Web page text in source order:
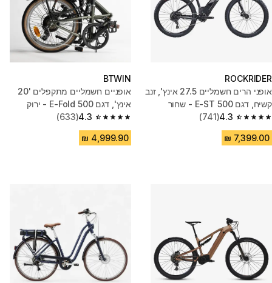
ROCKRIDER
אופני הרים חשמליים 27.5 אינץ', זנב
קשיח, דגם E-ST 500 - שחור
4.3
4.3 out of 5 stars from 741 reviews
(741)
BTWIN
אופניים חשמליים מתקפלים '20
אינץ', דגם E-Fold 500 - ירוק
4.3
4.3 out of 5 stars from 633 reviews
(633)